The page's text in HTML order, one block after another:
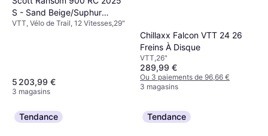
S - Sand Beige/Suphur
Yellow Unisexe
VTT, Vélo de Trail, 12 Vitesses,29"
5 203,99 €
3 magasins
Chillaxx Falcon VTT 24 26
Freins À Disque
VTT,26"
289,99 €
Ou 3 paiements de 96,66 €
3 magasins
Tendance Tendance